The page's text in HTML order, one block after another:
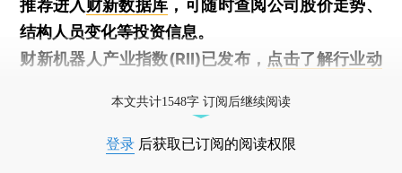
推荐进入财新数据库 ，可随时查阅公司股价走势、
结构人员变化等投资信息。
财新机器人产业指数(RII)已发布， 点击了解行业动
本文共计1548字 订阅后继续阅读
登录 后获取已订阅的阅读权限